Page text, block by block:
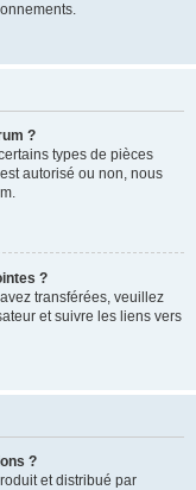
?
types de pièces
autorisé ou non, nous
?
transférées, veuillez
et suivre les liens vers
?
et distribué par